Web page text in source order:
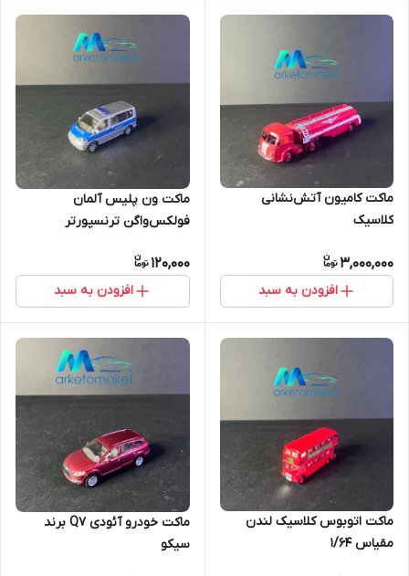
ماکت کامیون آتش‌نشانی
کلاسیک
3,000,000
افزودن به سبد
ماکت ون پلیس آلمان
فولکس‌واگن ترنسپورتر
120,000
افزودن به سبد
ماکت اتوبوس کلاسیک لندن
مقیاس ۱/۶۴
ماکت خودرو آئودی Q7 برند
سیکو